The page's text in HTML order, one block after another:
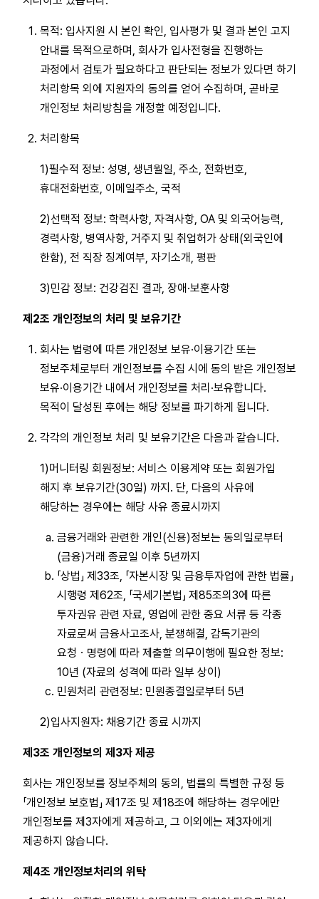
목적: 입사지원 시 본인 확인, 입사평가 및 결과 본인 고지
안내를 목적으로하며, 회사가 입사전형을 진행하는
과정에서 검토가 필요하다고 판단되는 정보가 있다면 하기
처리항목 외에 지원자의 동의를 얻어 수집하며, 곧바로
개인정보 처리방침을 개정할 예정입니다.
처리항목
1)필수적 정보: 성명, 생년월일, 주소, 전화번호,
휴대전화번호, 이메일주소, 국적
2)선택적 정보: 학력사항, 자격사항, OA 및 외국어능력,
경력사항, 병역사항, 거주지 및 취업허가 상태(외국인에
한함), 전 직장 징계여부, 자기소개, 평판
3)민감 정보: 건강검진 결과, 장애·보훈사항
제2조 개인정보의 처리 및 보유기간
회사는 법령에 따른 개인정보 보유·이용기간 또는
정보주체로부터 개인정보를 수집 시에 동의 받은 개인정보
보유·이용기간 내에서 개인정보를 처리·보유합니다.
목적이 달성된 후에는 해당 정보를 파기하게 됩니다.
각각의 개인정보 처리 및 보유기간은 다음과 같습니다.
1)머니터링 회원정보: 서비스 이용계약 또는 회원가입
해지 후 보유기간(30일) 까지. 단, 다음의 사유에
해당하는 경우에는 해당 사유 종료시까지
금융거래와 관련한 개인(신용)정보는 동의일로부터
(금융)거래 종료일 이후 5년까지
「상법」 제33조, 「자본시장 및 금융투자업에 관한 법률」
시행령 제62조, 「국세기본법」 제85조의3에 따른
투자권유 관련 자료, 영업에 관한 중요 서류 등 각종
자료로써 금융사고조사, 분쟁해결, 감독기관의
요청ㆍ명령에 따라 제출할 의무이행에 필요한 정보:
10년 (자료의 성격에 따라 일부 상이)
민원처리 관련정보: 민원종결일로부터 5년
2)입사지원자: 채용기간 종료 시까지
제3조 개인정보의 제3자 제공
회사는 개인정보를 정보주체의 동의, 법률의 특별한 규정 등
「개인정보 보호법」 제17조 및 제18조에 해당하는 경우에만
개인정보를 제3자에게 제공하고, 그 이외에는 제3자에게
제공하지 않습니다.
제4조 개인정보처리의 위탁